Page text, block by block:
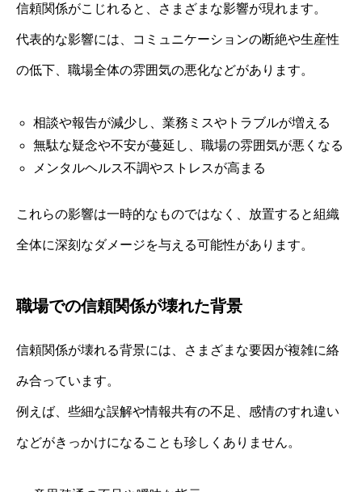
信頼関係がこじれると、さまざまな影響が現れます。
代表的な影響には、コミュニケーションの断絶や生産性
の低下、職場全体の雰囲気の悪化などがあります。
相談や報告が減少し、業務ミスやトラブルが増える
無駄な疑念や不安が蔓延し、職場の雰囲気が悪くなる
メンタルヘルス不調やストレスが高まる
これらの影響は一時的なものではなく、放置すると組織
全体に深刻なダメージを与える可能性があります。
職場での信頼関係が壊れた背景
信頼関係が壊れる背景には、さまざまな要因が複雑に絡
み合っています。
例えば、些細な誤解や情報共有の不足、感情のすれ違い
などがきっかけになることも珍しくありません。